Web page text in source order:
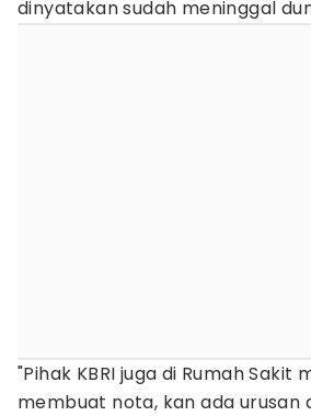
dinyatakan sudah meninggal
"Pihak KBRI juga di Rumah Sakit
membuat nota, kan ada urusan